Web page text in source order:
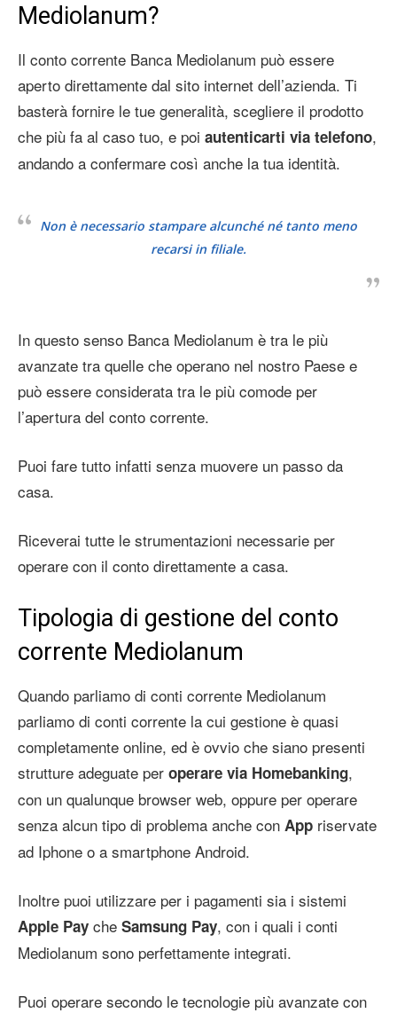
Mediolanum?
Il conto corrente Banca Mediolanum può essere
aperto direttamente dal sito internet dell’azienda. Ti
basterà fornire le tue generalità, scegliere il prodotto
che più fa al caso tuo, e poi autenticarti via telefono,
andando a confermare così anche la tua identità.
Non è necessario stampare alcunché né tanto meno
recarsi in filiale.
In questo senso Banca Mediolanum è tra le più
avanzate tra quelle che operano nel nostro Paese e
può essere considerata tra le più comode per
l’apertura del conto corrente.
Puoi fare tutto infatti senza muovere un passo da
casa.
Riceverai tutte le strumentazioni necessarie per
operare con il conto direttamente a casa.
Tipologia di gestione del conto
corrente Mediolanum
Quando parliamo di conti corrente Mediolanum
parliamo di conti corrente la cui gestione è quasi
completamente online, ed è ovvio che siano presenti
strutture adeguate per operare via Homebanking,
con un qualunque browser web, oppure per operare
senza alcun tipo di problema anche con App riservate
ad Iphone o a smartphone Android.
Inoltre puoi utilizzare per i pagamenti sia i sistemi
Apple Pay che Samsung Pay, con i quali i conti
Mediolanum sono perfettamente integrati.
Puoi operare secondo le tecnologie più avanzate con